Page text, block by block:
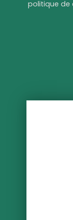
politique de